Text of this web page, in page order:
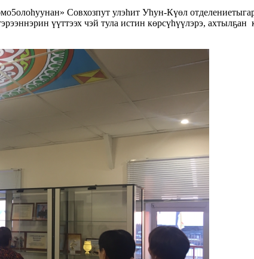
Совхозпут улэһит Уһун-Күөл
үүттээх чэй тула истин көрсүһүүлэрэ,